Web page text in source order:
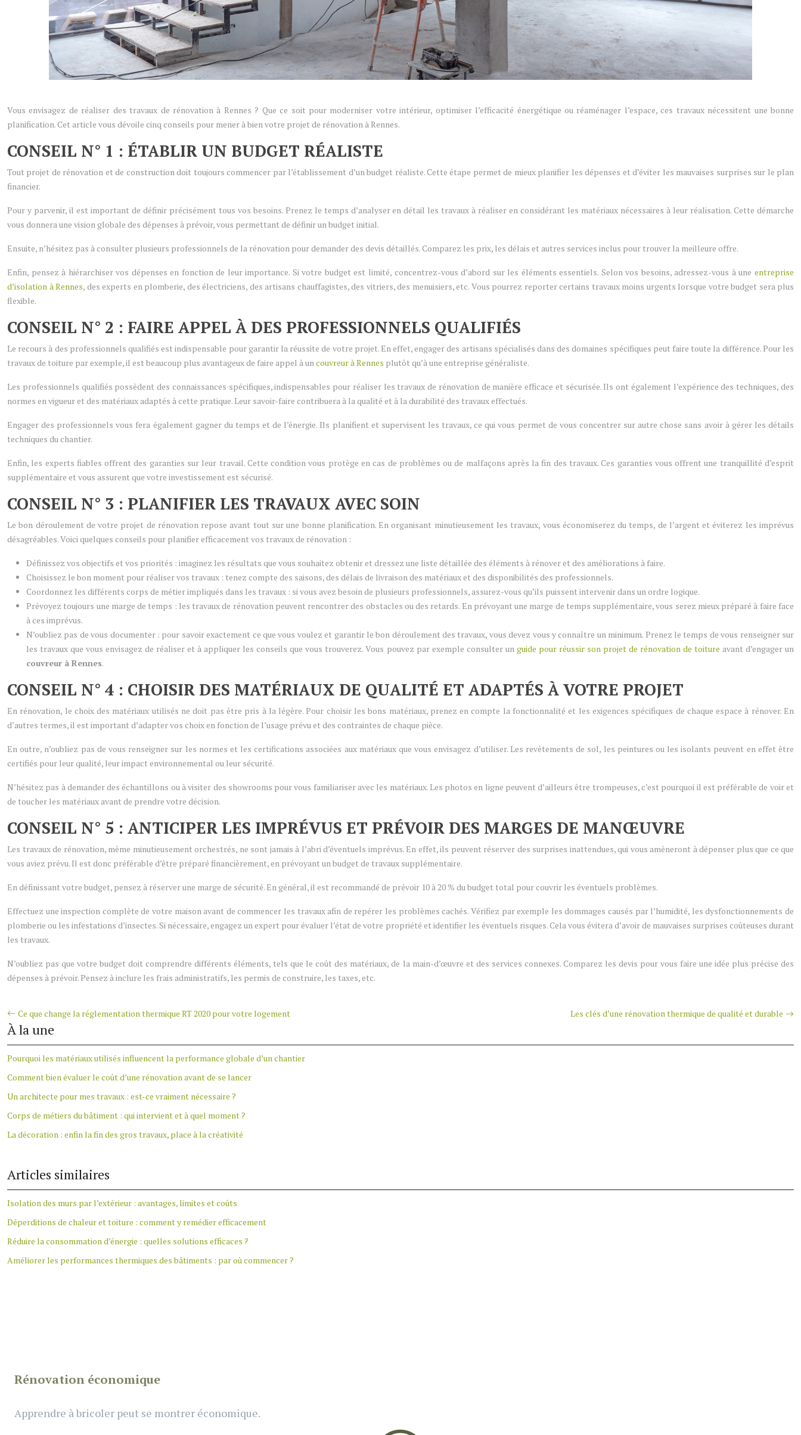
Vous envisagez de réaliser des travaux de rénovation à Rennes ? Que ce soit pour moderniser votre intérieur, optimiser l’efficacité énergétique ou réaménager l’espace, ces travaux nécessitent une bonne
planification. Cet article vous dévoile cinq conseils pour mener à bien votre projet de rénovation à Rennes.
CONSEIL N° 1 : ÉTABLIR UN BUDGET RÉALISTE
Tout projet de rénovation et de construction doit toujours commencer par l’établissement d’un budget réaliste. Cette étape permet de mieux planifier les dépenses et d’éviter les mauvaises surprises sur le plan
financier.
Pour y parvenir, il est important de définir précisément tous vos besoins. Prenez le temps d’analyser en détail les travaux à réaliser en considérant les matériaux nécessaires à leur réalisation. Cette démarche
vous donnera une vision globale des dépenses à prévoir, vous permettant de définir un budget initial.
Ensuite, n’hésitez pas à consulter plusieurs professionnels de la rénovation pour demander des devis détaillés. Comparez les prix, les délais et autres services inclus pour trouver la meilleure offre.
Enfin, pensez à hiérarchiser vos dépenses en fonction de leur importance. Si votre budget est limité, concentrez-vous d’abord sur les éléments essentiels. Selon vos besoins, adressez-vous à une entreprise
d’isolation à Rennes, des experts en plomberie, des électriciens, des artisans chauffagistes, des vitriers, des menuisiers, etc. Vous pourrez reporter certains travaux moins urgents lorsque votre budget sera plus
flexible.
CONSEIL N° 2 : FAIRE APPEL À DES PROFESSIONNELS QUALIFIÉS
Le recours à des professionnels qualifiés est indispensable pour garantir la réussite de votre projet. En effet, engager des artisans spécialisés dans des domaines spécifiques peut faire toute la différence. Pour les
travaux de toiture par exemple, il est beaucoup plus avantageux de faire appel à uncouvreur à Rennes plutôt qu’à une entreprise généraliste.
Les professionnels qualifiés possèdent des connaissances spécifiques, indispensables pour réaliser les travaux de rénovation de manière efficace et sécurisée. Ils ont également l’expérience des techniques, des
normes en vigueur et des matériaux adaptés à cette pratique. Leur savoir-faire contribuera à la qualité et à la durabilité des travaux effectués.
Engager des professionnels vous fera également gagner du temps et de l’énergie. Ils planifient et supervisent les travaux, ce qui vous permet de vous concentrer sur autre chose sans avoir à gérer les détails
techniques du chantier.
Enfin, les experts fiables offrent des garanties sur leur travail. Cette condition vous protège en cas de problèmes ou de malfaçons après la fin des travaux. Ces garanties vous offrent une tranquillité d’esprit
supplémentaire et vous assurent que votre investissement est sécurisé.
CONSEIL N° 3 : PLANIFIER LES TRAVAUX AVEC SOIN
Le bon déroulement de votre projet de rénovation repose avant tout sur une bonne planification. En organisant minutieusement les travaux, vous économiserez du temps, de l’argent et éviterez les imprévus
désagréables. Voici quelques conseils pour planifier efficacement vos travaux de rénovation :
Définissez vos objectifs et vos priorités : imaginez les résultats que vous souhaitez obtenir et dressez une liste détaillée des éléments à rénover et des améliorations à faire.
Choisissez le bon moment pour réaliser vos travaux : tenez compte des saisons, des délais de livraison des matériaux et des disponibilités des professionnels.
Coordonnez les différents corps de métier impliqués dans les travaux : si vous avez besoin de plusieurs professionnels, assurez-vous qu’ils puissent intervenir dans un ordre logique.
Prévoyez toujours une marge de temps : les travaux de rénovation peuvent rencontrer des obstacles ou des retards. En prévoyant une marge de temps supplémentaire, vous serez mieux préparé à faire face
à ces imprévus.
N’oubliez pas de vous documenter : pour savoir exactement ce que vous voulez et garantir le bon déroulement des travaux, vous devez vous y connaître un minimum. Prenez le temps de vous renseigner sur
les travaux que vous envisagez de réaliser et à appliquer les conseils que vous trouverez. Vous pouvez par exemple consulter un guide pour réussir son projet de rénovation de toiture avant d’engager un
couvreur à Rennes.
CONSEIL N° 4 : CHOISIR DES MATÉRIAUX DE QUALITÉ ET ADAPTÉS À VOTRE PROJET
En rénovation, le choix des matériaux utilisés ne doit pas être pris à la légère. Pour choisir les bons matériaux, prenez en compte la fonctionnalité et les exigences spécifiques de chaque espace à rénover. En
d’autres termes, il est important d’adapter vos choix en fonction de l’usage prévu et des contraintes de chaque pièce.
En outre, n’oubliez pas de vous renseigner sur les normes et les certifications associées aux matériaux que vous envisagez d’utiliser. Les revêtements de sol, les peintures ou les isolants peuvent en effet être
certifiés pour leur qualité, leur impact environnemental ou leur sécurité.
N’hésitez pas à demander des échantillons ou à visiter des showrooms pour vous familiariser avec les matériaux. Les photos en ligne peuvent d’ailleurs être trompeuses, c’est pourquoi il est préférable de voir et
de toucher les matériaux avant de prendre votre décision.
CONSEIL N° 5 : ANTICIPER LES IMPRÉVUS ET PRÉVOIR DES MARGES DE MANŒUVRE
Les travaux de rénovation, même minutieusement orchestrés, ne sont jamais à l’abri d’éventuels imprévus. En effet, ils peuvent réserver des surprises inattendues, qui vous amèneront à dépenser plus que ce que
vous aviez prévu. Il est donc préférable d’être préparé financièrement, en prévoyant un budget de travaux supplémentaire.
En définissant votre budget, pensez à réserver une marge de sécurité. En général, il est recommandé de prévoir 10 à 20 % du budget total pour couvrir les éventuels problèmes.
Effectuez une inspection complète de votre maison avant de commencer les travaux afin de repérer les problèmes cachés. Vérifiez par exemple les dommages causés par l’humidité, les dysfonctionnements de
plomberie ou les infestations d’insectes. Si nécessaire, engagez un expert pour évaluer l’état de votre propriété et identifier les éventuels risques. Cela vous évitera d’avoir de mauvaises surprises coûteuses durant
les travaux.
N’oubliez pas que votre budget doit comprendre différents éléments, tels que le coût des matériaux, de la main-d’œuvre et des services connexes. Comparez les devis pour vous faire une idée plus précise des
dépenses à prévoir. Pensez à inclure les frais administratifs, les permis de construire, les taxes, etc.
Ce que change la réglementation thermique RT 2020 pour votre logement Les clés d’une rénovation thermique de qualité et durable
À la une
Pourquoi les matériaux utilisés influencent la performance globale d’un chantier
Comment bien évaluer le coût d’une rénovation avant de se lancer
Un architecte pour mes travaux : est-ce vraiment nécessaire ?
Corps de métiers du bâtiment : qui intervient et à quel moment ?
La décoration : enfin la fin des gros travaux, place à la créativité
Articles similaires
Isolation des murs par l’extérieur : avantages, limites et coûts
Déperditions de chaleur et toiture : comment y remédier efficacement
Réduire la consommation d’énergie : quelles solutions efficaces ?
Améliorer les performances thermiques des bâtiments : par où commencer ?
Rénovation économique
Apprendre à bricoler peut se montrer économique.